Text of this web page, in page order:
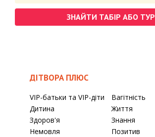
ЗНАЙТИ ТАБІР АБО ТУР
ДІТВОРА ПЛЮС
VIP-батьки та VIP-діти
Вагітність
Дитина
Життя
Здоров'я
Знання
Немовля
Позитив